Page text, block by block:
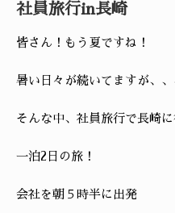
社員旅行in長崎
皆さん！もう夏ですね！
暑い日々が続いてますが、、
そんな中、社員旅行で長崎
一泊2日の旅！
会社を朝５時半に出発